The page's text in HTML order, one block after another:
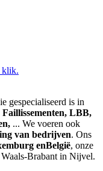
gespecialiseerd is in
Faillissementen, LBB,
... We voeren ook
van bedrijven. Ons
enBelgië, onze
Brabant in Nijvel.